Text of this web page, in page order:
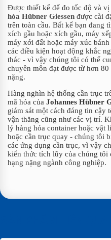
Được thiết kế để đo tốc độ và
hóa Hübner Giessen được cài
trên toàn cầu. Bất kể bạn đang
xích gầu hoặc xích gầu, máy
máy xới đất hoặc máy xúc
các điều kiện hoạt động khắc
thác - vì vậy chúng tôi có thể
chuyên môn đạt được từ hơn
nặng.
Hàng nghìn hệ thống cần trục
mã hóa của Johannes Hübner
giám sát một cách đáng tin cậy
vận thăng cũng như các vị trí.
lý hàng hóa container hoặc vật
hoặc cần trục quay - chúng tôi
các ứng dụng cần trục, vì vậy
kiến ​​thức tích lũy của chúng tôi
hạng nặng ngành công nghiệp.